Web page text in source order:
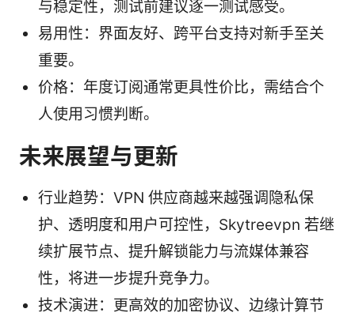
与稳定性，测试前建议逐一测试感受。
易用性：界面友好、跨平台支持对新手至关
重要。
价格：年度订阅通常更具性价比，需结合个
人使用习惯判断。
未来展望与更新
行业趋势：VPN 供应商越来越强调隐私保
护、透明度和用户可控性，Skytreevpn 若继
续扩展节点、提升解锁能力与流媒体兼容
性，将进一步提升竞争力。
技术演进：更高效的加密协议、边缘计算节